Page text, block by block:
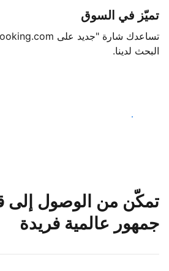
تميّز في السوق
البحث لدينا.
ابدأ اليوم
تمكّن من الوصول إلى
جمهور عالمية فريدة